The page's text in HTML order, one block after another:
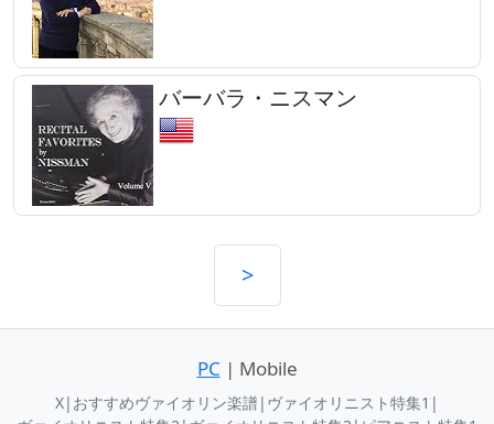
バーバラ・ニスマン
>
PC | Mobile
X| おすすめヴァイオリン楽譜| ヴァイオリニスト特集1 |